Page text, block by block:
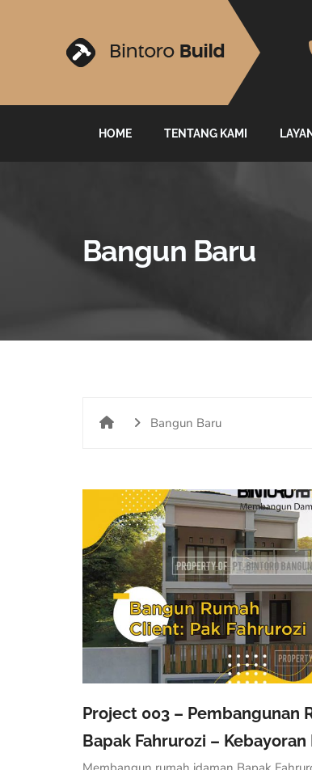
HOME TENTANG KAMI
Bangun Baru
Bangun Baru
Project 003 – Pembangunan
Bapak Fahrurozi – Kebayoran